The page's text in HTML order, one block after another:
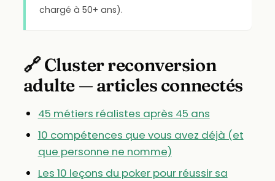
chargé à 50+ ans).
🔗 Cluster reconversion
adulte — articles connectés
45 métiers réalistes après 45 ans
10 compétences que vous avez déjà (et
que personne ne nomme)
Les 10 leçons du poker pour réussir sa